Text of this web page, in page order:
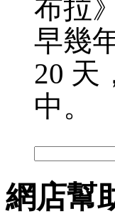
布拉
早幾
20 天
中。
網店幫